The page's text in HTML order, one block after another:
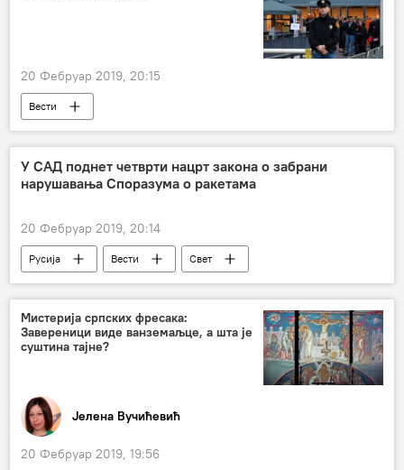
20 Фебруар 2019, 20:15
Вести
У САД поднет четврти нацрт закона о забрани
нарушавања Споразума о ракетама
20 Фебруар 2019, 20:14
Русија Вести
Свет
Владимир Путин
Доналд Трамп
Сенат САД
Споразум о ликвидацији ракета средњег и кратког домета
Мистерија српских фресака:
Завереници виде ванземаљце, а шта је
суштина тајне?
Јелена Вучићевић
20 Фебруар 2019, 19:56